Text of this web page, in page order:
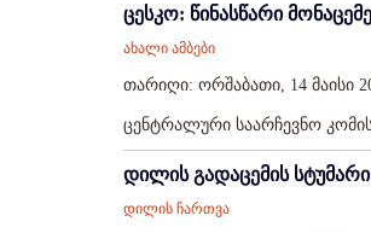
ცესკო: წინასწარი
ახალი ამბები
თარიღი: ორშაბათი, 14 მაისი
ცენტრალური საარჩევნო
დილის გადაცემის
დილის ჩართვა